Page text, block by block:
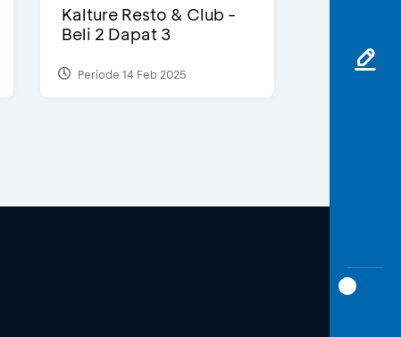
Kalture Resto & Club -
Beli 2 Dapat 3
Periode 14 Feb 2025